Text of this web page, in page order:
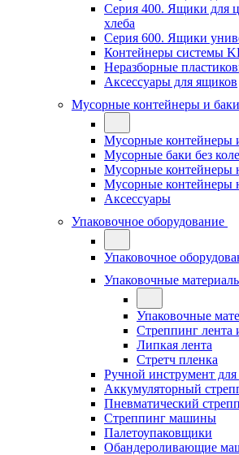
Серия 400. Ящики для
хлеба
Серия 600. Ящики
Контейнеры системы
Неразборные
Аксессуары для ящиков
Мусорные контейнеры и баки
Мусорные контейнеры
Мусорные баки без
Мусорные контейнеры
Мусорные контейнеры
Аксессуары
Упаковочное оборудование
Упаковочное
Упаковочные
Упаковочные
Стреппинг лента
Липкая лента
Стретч пленка
Ручной инструмент для
Аккумуляторный
Пневматический
Стреппинг машины
Палетоупаковщики
Обандероливающие